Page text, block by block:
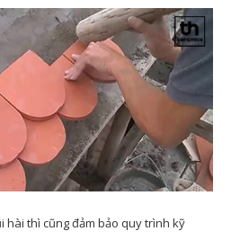
hài thì cũng đảm bảo quy trình kỹ